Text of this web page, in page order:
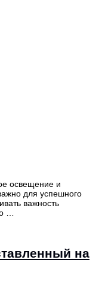
освещение и
для успешного
важность
…
на